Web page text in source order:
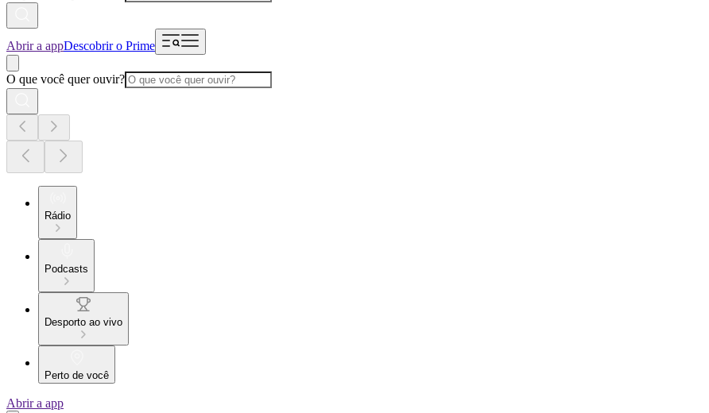
Abrir a appDescobrir o Prime
O que você quer ouvir?
Rádio
Podcasts
Desporto ao vivo
Perto de você
Abrir a app